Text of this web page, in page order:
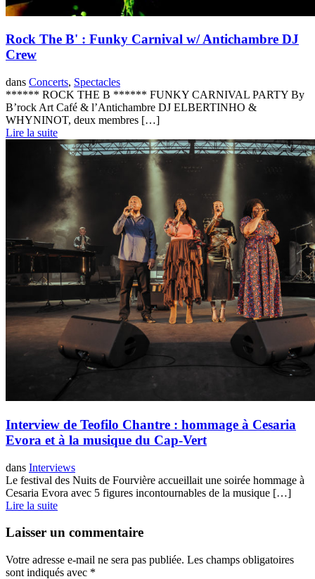
Rock The B' : Funky Carnival w/ Antichambre DJ
Crew
dans Concerts, Spectacles
****** ROCK THE B ****** FUNKY CARNIVAL PARTY By
B’rock Art Café & l’Antichambre DJ ELBERTINHO &
WHYNINOT, deux membres […]
Lire la suite
Interview de Teofilo Chantre : hommage à Cesaria
Evora et à la musique du Cap-Vert
dans Interviews
Le festival des Nuits de Fourvière accueillait une soirée hommage à
Cesaria Evora avec 5 figures incontournables de la musique […]
Lire la suite
Laisser un commentaire
Votre adresse e-mail ne sera pas publiée. Les champs obligatoires
sont indiqués avec *